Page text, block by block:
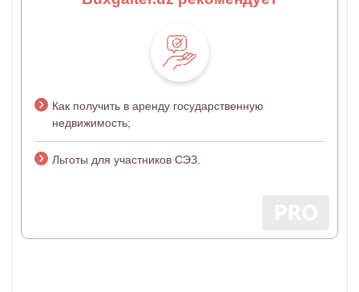
Как получить в аренду государственную
недвижимость;
Льготы для участников СЭЗ.